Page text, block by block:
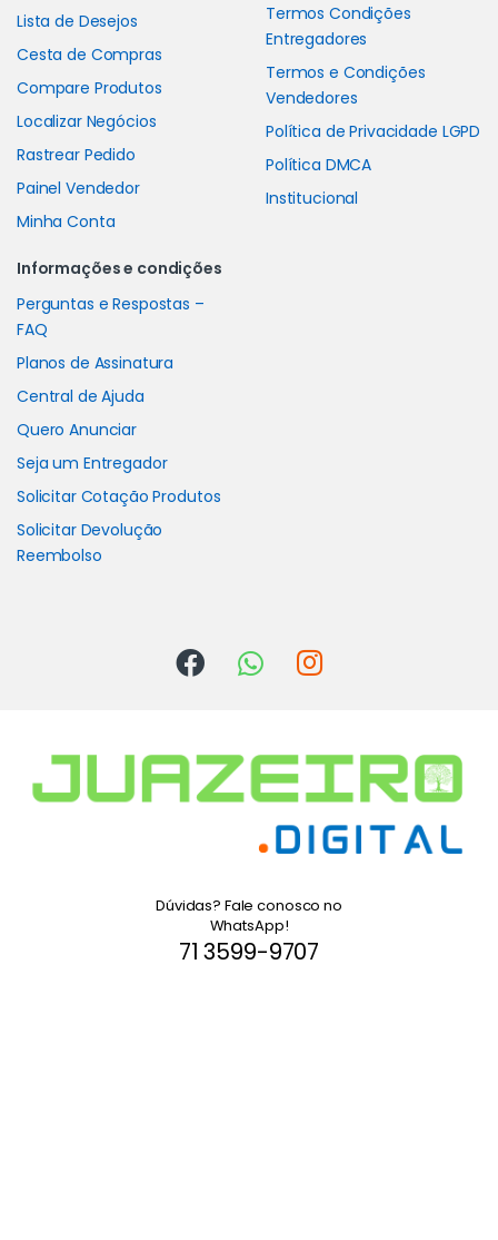
Lista de Desejos
Cesta de Compras
Compare Produtos
Localizar Negócios
Rastrear Pedido
Painel Vendedor
Minha Conta
Termos Condições
Entregadores
Termos e Condições
Vendedores
Política de Privacidade LGPD
Política DMCA
Institucional
Informações e condições
Perguntas e Respostas –
FAQ
Planos de Assinatura
Central de Ajuda
Quero Anunciar
Seja um Entregador
Solicitar Cotação Produtos
Solicitar Devolução
Reembolso
Dúvidas? Fale conosco no
WhatsApp!
71 3599-9707